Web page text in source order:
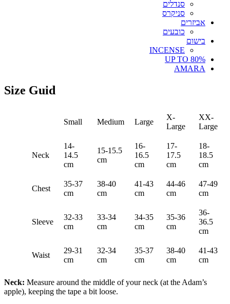
סנדלים
סניקרס
אביזרים
כובעים
בישום
INCENSE
UP TO 80%
AMARA
Size Guid
Small Medium Large
X-
Large
XX-
Large
Neck
14-
14.5
cm
15-15.5
cm
16-
16.5
cm
17-
17.5
cm
18-
18.5
cm
Chest
35-37
cm
38-40
cm
41-43
cm
44-46
cm
47-49
cm
Sleeve
32-33
cm
33-34
cm
34-35
cm
35-36
cm
36-
36.5
cm
Waist
29-31
cm
32-34
cm
35-37
cm
38-40
cm
41-43
cm
Neck: Measure around the middle of your neck (at the Adam’s
apple), keeping the tape a bit loose.